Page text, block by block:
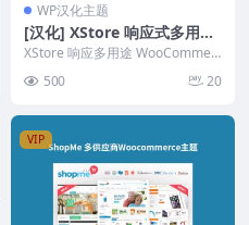
WP汉化主题
[汉化] XStore 响应式多用途
WooCommerce主题 v9.5.4
XStore 响应多用途 WooCommer
个优...
500 20
VIP